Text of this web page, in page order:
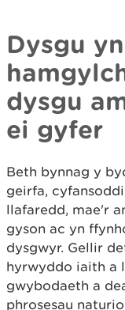
Dysgu
dysgu
ei gyfer
Beth bynnag y
geirfa,
llafaredd, mae'r
gyson ac yn
dysgwyr. Gellir
hyrwyddo iaith a
gwybodaeth a
phrosesau